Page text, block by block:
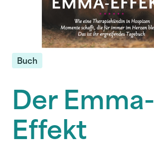
Buch
Der Emma-
Effekt